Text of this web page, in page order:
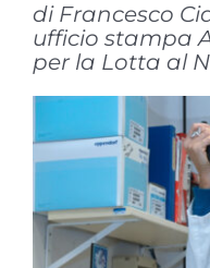
di Francesco
ufficio stampa
per la Lotta al